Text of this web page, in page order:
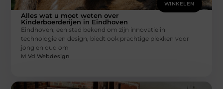
WINKELEN
Alles wat u moet weten over
Kinderboerderijen in Eindhoven
Eindhoven, een stad bekend om zijn innovatie in
technologie en design, biedt ook prachtige plekken voor
jong en oud om
M Vd Webdesign